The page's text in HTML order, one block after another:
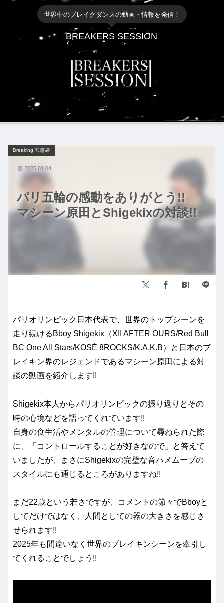
世界中のブレイクダンスの動画・情報を発信！
BREAKERS SESSION
パリ五輪の感動をありがとう!!
マシーン原田とShigekixの対談!!
Breaking 知恵袋
2025.01.04
パリオリンピック日本代表で、世界のトップシーンを
走り続けるBboy Shigekix（XII AFTER OURS/Red Bull
BC One All Stars/KOSÉ 8ROCKS/K.A.K.B）と日本のブ
レイキン界のレジェンドであるマシーン原田による対
談の動画を紹介します!!
Shigekix本人からパリオリンピックの振り返りとその
時の心境などを語ってくれています!!
自身の食生活やメンタルの管理について尋ねられた際
に、「コントロールすることが好きなので」と答えて
いましたが、まさにShigekixの完璧な音ハメムーブの
スタイルにも通じるところがありますね!!
まだ22歳という若さですが、コメントの節々でBboyと
してだけではなく、人間としての器の大きさを感じさ
せられます!!
2025年も間違いなく世界のブレイキンシーンを牽引し
てくれることでしょう!!